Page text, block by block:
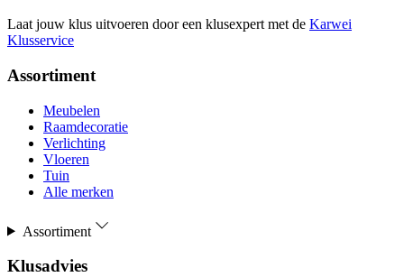
Laat jouw klus uitvoeren door een klusexpert met de Karwei
Klusservice
Assortiment
Meubelen
Raamdecoratie
Verlichting
Vloeren
Tuin
Alle merken
Assortiment
Klusadvies